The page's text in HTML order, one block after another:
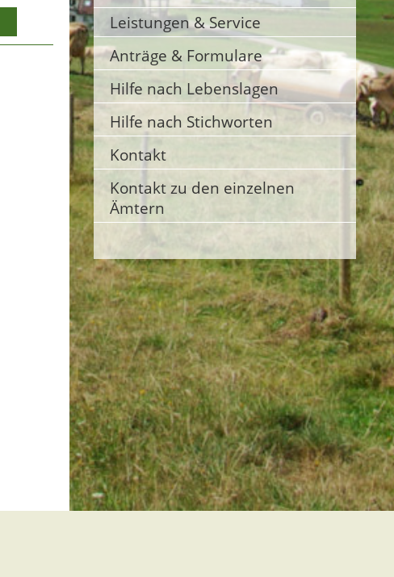
Leistungen & Service
Anträge & Formulare
Hilfe nach Lebenslagen
Hilfe nach Stichworten
Kontakt
Kontakt zu den einzelnen
Ämtern